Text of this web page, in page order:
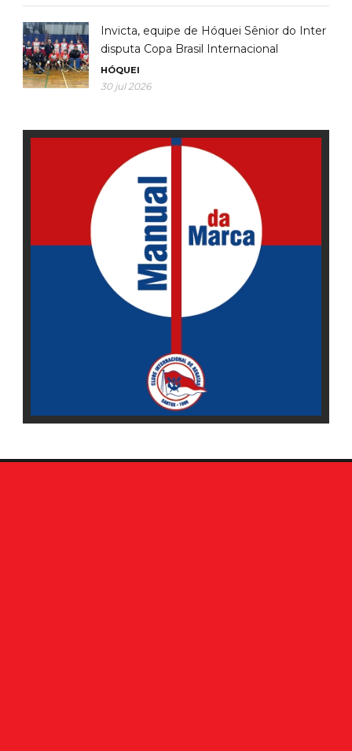
Invicta, equipe de Hóquei Sênior do Inter
disputa Copa Brasil Internacional
HÓQUEI
30 jul 2026